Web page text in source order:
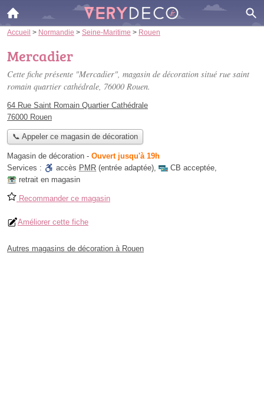
Accueil > Normandie > Seine-Maritime > Rouen
Mercadier
Cette fiche présente "Mercadier", magasin de décoration situé rue saint
romain quartier cathédrale, 76000 Rouen.
64 Rue Saint Romain Quartier Cathédrale
76000 Rouen
📞 Appeler ce magasin de décoration
Magasin de décoration - Ouvert jusqu'à 19h
Services :
accès PMR (entrée adaptée), CB acceptée,
retrait en magasin
Recommander ce magasin
Améliorer cette fiche
Autres magasins de décoration à Rouen